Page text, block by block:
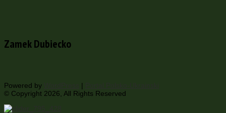
Zamek Dubiecko
Powered by |
© Copyright 2026, All Rights Reserved